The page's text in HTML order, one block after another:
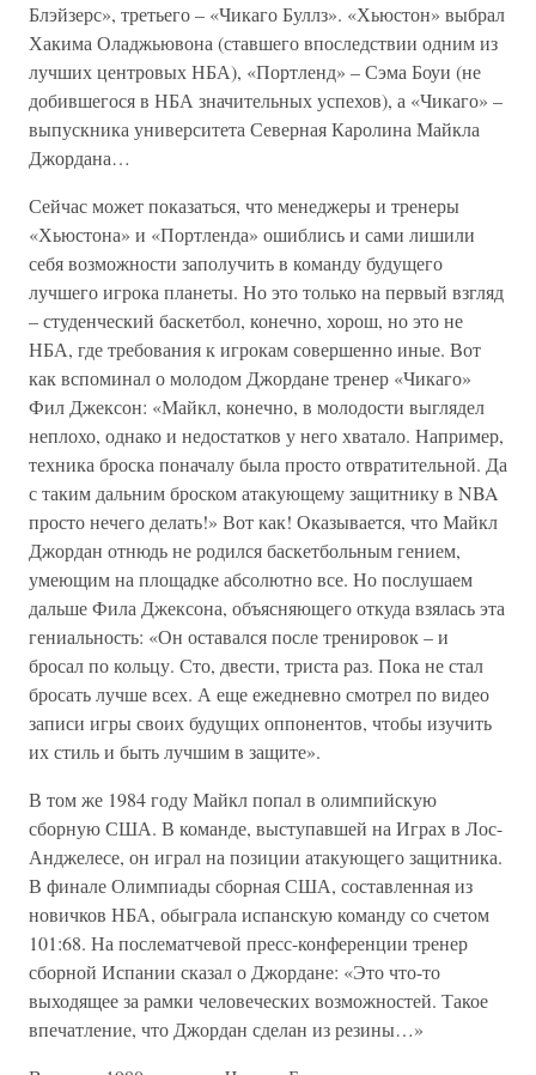
Блэйзерс», третьего – «Чикаго Буллз». «Хьюстон» выбрал
Хакима Оладжьювона (ставшего впоследствии одним из
лучших центровых НБА), «Портленд» – Сэма Боуи (не
добившегося в НБА значительных успехов), а «Чикаго» –
выпускника университета Северная Каролина Майкла
Джордана…
Сейчас может показаться, что менеджеры и тренеры
«Хьюстона» и «Портленда» ошиблись и сами лишили
себя возможности заполучить в команду будущего
лучшего игрока планеты. Но это только на первый взгляд
– студенческий баскетбол, конечно, хорош, но это не
НБА, где требования к игрокам совершенно иные. Вот
как вспоминал о молодом Джордане тренер «Чикаго»
Фил Джексон: «Майкл, конечно, в молодости выглядел
неплохо, однако и недостатков у него хватало. Например,
техника броска поначалу была просто отвратительной. Да
с таким дальним броском атакующему защитнику в NBA
просто нечего делать!» Вот как! Оказывается, что Майкл
Джордан отнюдь не родился баскетбольным гением,
умеющим на площадке абсолютно все. Но послушаем
дальше Фила Джексона, объясняющего откуда взялась эта
гениальность: «Он оставался после тренировок – и
бросал по кольцу. Сто, двести, триста раз. Пока не стал
бросать лучше всех. А еще ежедневно смотрел по видео
записи игры своих будущих оппонентов, чтобы изучить
их стиль и быть лучшим в защите».
В том же 1984 году Майкл попал в олимпийскую
сборную США. В команде, выступавшей на Играх в Лос-
Анджелесе, он играл на позиции атакующего защитника.
В финале Олимпиады сборная США, составленная из
новичков НБА, обыграла испанскую команду со счетом
101:68. На послематчевой пресс-конференции тренер
сборной Испании сказал о Джордане: «Это что-то
выходящее за рамки человеческих возможностей. Такое
впечатление, что Джордан сделан из резины…»